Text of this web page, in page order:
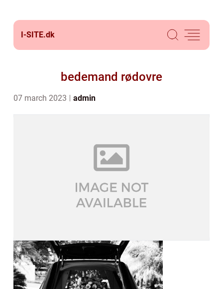
I-SITE.dk
bedemand rødovre
07 march 2023 admin